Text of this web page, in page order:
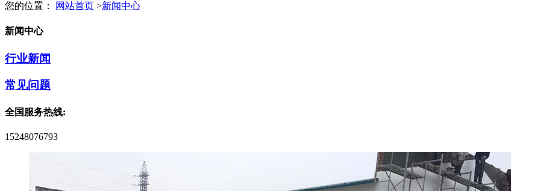
您的位置： 网站首页 >新闻中心
新闻中心
行业新闻
常见问题
全国服务热线:
15248076793